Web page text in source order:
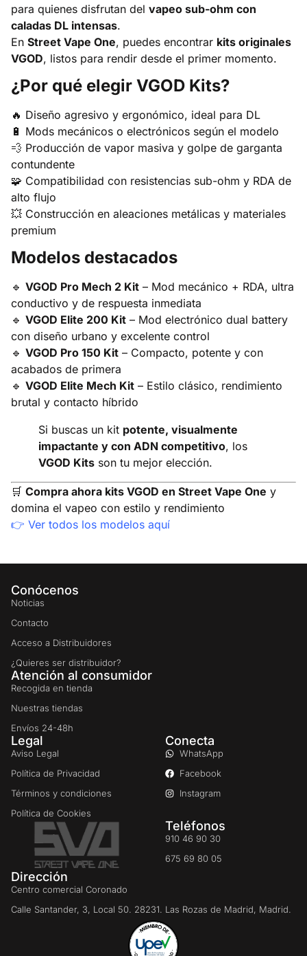
para quienes disfrutan del vapeo sub-ohm con
caladas DL intensas.
En Street Vape One, puedes encontrar kits originales
VGOD, listos para rendir desde el primer momento.
¿Por qué elegir VGOD Kits?
🔥 Diseño agresivo y ergonómico, ideal para DL
🔋 Mods mecánicos o electrónicos según el modelo
💨 Producción de vapor masiva y golpe de garganta
contundente
🧩 Compatibilidad con resistencias sub-ohm y RDA de
alto flujo
💥 Construcción en aleaciones metálicas y materiales
premium
Modelos destacados
🔹 VGOD Pro Mech 2 Kit – Mod mecánico + RDA, ultra
conductivo y de respuesta inmediata
🔹 VGOD Elite 200 Kit – Mod electrónico dual battery
con diseño urbano y excelente control
🔹 VGOD Pro 150 Kit – Compacto, potente y con
acabados de primera
🔹 VGOD Elite Mech Kit – Estilo clásico, rendimiento
brutal y contacto híbrido
Si buscas un kit potente, visualmente
impactante y con ADN competitivo, los
VGOD Kits son tu mejor elección.
🛒 Compra ahora kits VGOD en Street Vape One y
domina el vapeo con estilo y rendimiento
👉 Ver todos los modelos aquí
Conócenos
Noticias
Contacto
Acceso a Distribuidores
¿Quieres ser distribuidor?
Atención al consumidor
Recogida en tienda
Nuestras tiendas
Envíos 24-48h
Legal
Aviso Legal
Política de Privacidad
Términos y condiciones
Política de Cookies
Conecta
WhatsApp
Facebook
Instagram
Teléfonos
910 46 90 30
675 69 80 05
Dirección
Centro comercial Coronado
Calle Santander, 3, Local 50. 28231. Las Rozas de Madrid, Madrid.